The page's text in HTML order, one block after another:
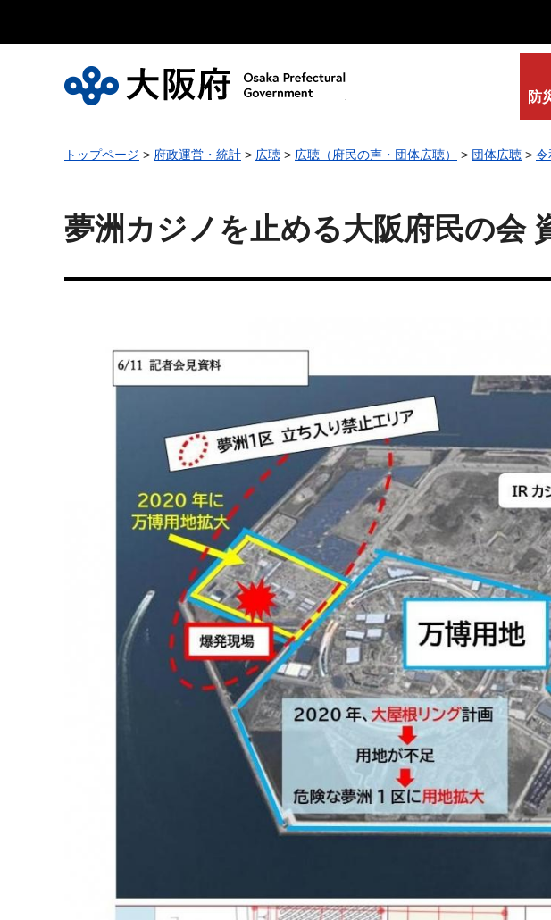
防
トップページ > 府政運営・統計 > 広聴 > 広聴（府民の声・団体広聴） > 団体広聴 > 令
夢洲カジノを止める大阪府民の会